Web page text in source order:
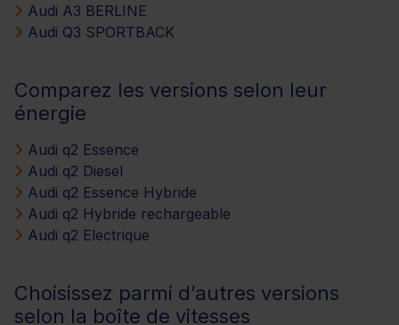
Audi A3 BERLINE
Audi Q3 SPORTBACK
Comparez les versions selon leur
énergie
Audi q2 Essence
Audi q2 Diesel
Audi q2 Essence Hybride
Audi q2 Hybride rechargeable
Audi q2 Electrique
Choisissez parmi d’autres versions
selon la boîte de vitesses